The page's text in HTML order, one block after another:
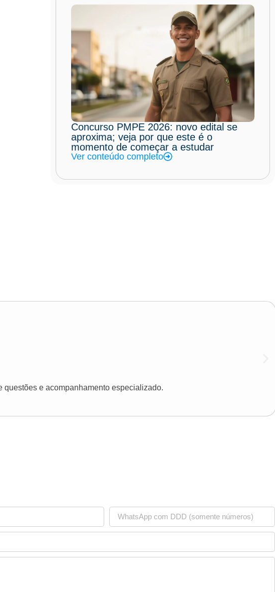
Concurso PMPE 2026: novo edital se
aproxima; veja por que este é o
momento de começar a estudar
Ver conteúdo completo
e acompanhamento especializado.